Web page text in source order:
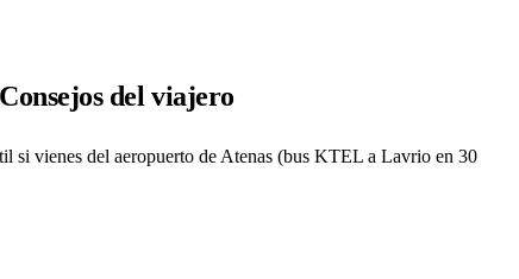
Consejos del viajero
si vienes del aeropuerto de Atenas (bus KTEL a Lavrio en 30